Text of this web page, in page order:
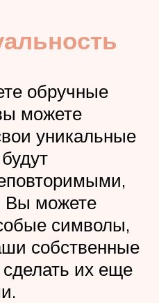
обручные
можете
уникальные
Вы можете
символы,
собственные
их еще